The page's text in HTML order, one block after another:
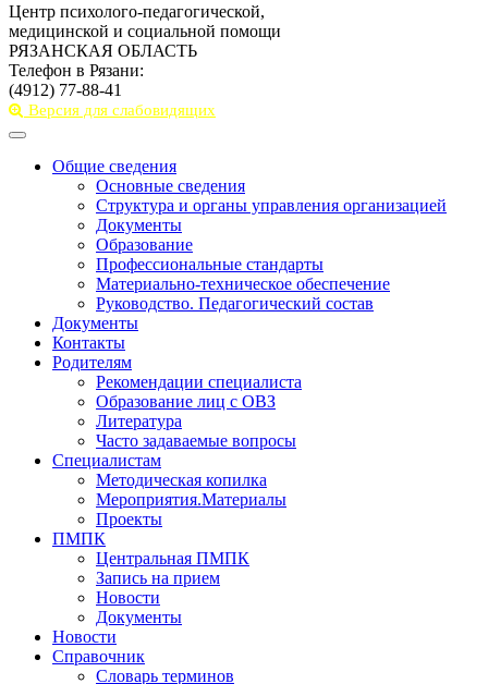
Центр психолого-педагогической,
медицинской и социальной помощи
РЯЗАНСКАЯ ОБЛАСТЬ
Телефон в Рязани:
(4912) 77-88-41
Версия для слабовидящих
Toggle
navigationОбщие сведения
Основные сведения
Структура и органы управления организацией
Документы
Образование
Профессиональные стандарты
Материально-техническое обеспечение
Руководство. Педагогический состав
Документы
Контакты
Родителям
Рекомендации специалиста
Образование лиц с ОВЗ
Литература
Часто задаваемые вопросы
Специалистам
Методическая копилка
Мероприятия.Материалы
Проекты
ПМПК
Центральная ПМПК
Запись на прием
Новости
Документы
Новости
Справочник
Словарь терминов